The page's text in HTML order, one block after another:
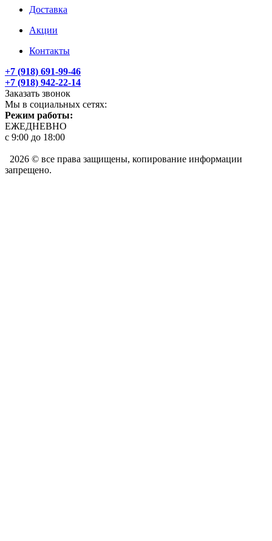
Доставка
Акции
Контакты
+7 (918) 691-99-46
+7 (918) 942-22-14
Заказать звонок
Мы в социальных сетях:
Режим работы:
ЕЖЕДНЕВНО
с 9:00 до 18:00
2026 © все права защищены, копирование информации
запрещено.